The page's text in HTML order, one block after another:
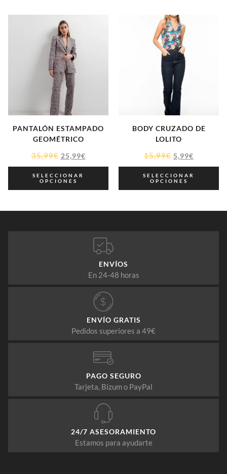
PANTALÓN ESTAMPADO
GEOMÉTRICO
35,99€ 25,99€
SELECCIONAR
OPCIONES
BODY CRUZADO DE
LOLITO
15,99€ 5,99€
SELECCIONAR
OPCIONES
ENVÍOS
En 24-48 horas
ENVÍO GRATIS
Pedidos superiores a 49€
PAGO SEGURO
Tarjeta, Bizum o PayPal
24/7 ASESORAMIENTO
Estamos para ayudarte